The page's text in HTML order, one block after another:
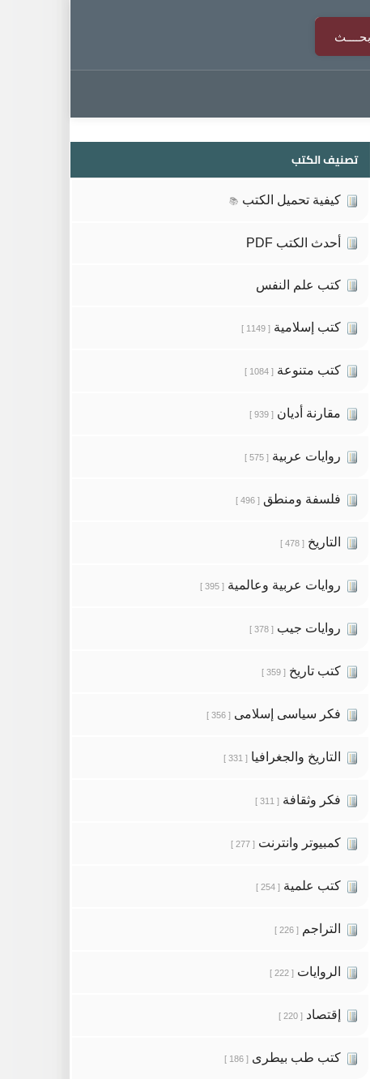
تصنيف الكتب
كيفية تحميل الكتب 📚
أحدث الكتب PDF
كتب علم النفس
كتب إسلامية [ 1149 ]
كتب متنوعة [ 1084 ]
مقارنة أديان [ 939 ]
روايات عربية [ 575 ]
فلسفة ومنطق [ 496 ]
التاريخ [ 478 ]
روايات عربية وعالمية [ 395 ]
روايات جيب [ 378 ]
كتب تاريخ [ 359 ]
فكر سياسى إسلامى [ 356 ]
التاريخ والجغرافيا [ 331 ]
فكر وثقافة [ 311 ]
كمبيوتر وانترنت [ 277 ]
كتب علمية [ 254 ]
التراجم [ 226 ]
الروايات [ 222 ]
إقتصاد [ 220 ]
كتب طب بيطرى [ 186 ]